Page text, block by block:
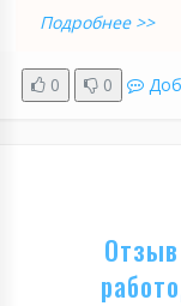
Подробнее >>
0 0